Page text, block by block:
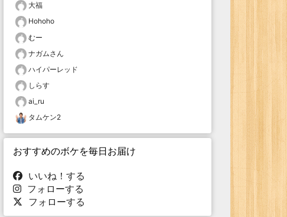
大福
Hohoho
むー
ナガムさん
ハイパーレッド
しらす
ai_ru
タムケン2
おすすめのボケを毎日お届け
いいね！する
フォローする
フォローする